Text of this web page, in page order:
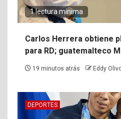
1 lectura mínima
Carlos Herrera obtiene
para RD; guatemalteco
19 minutos atrás Eddy
DEPORTES